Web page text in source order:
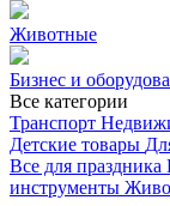
Животные
Бизнес и
Все категории
Транспорт
Детские товары
Все для праздника
инструменты